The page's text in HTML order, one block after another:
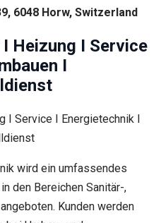
6048 Horw, Switzerland
Heizung I Service
I
wird ein umfassendes
den Bereichen Sanitär-,
Kunden werden